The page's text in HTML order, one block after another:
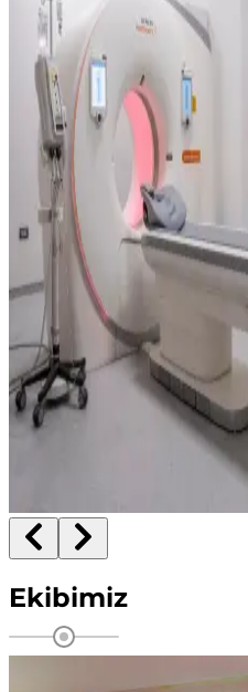
Ekibimiz